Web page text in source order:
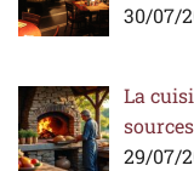
30/07/
La
sources
29/07/